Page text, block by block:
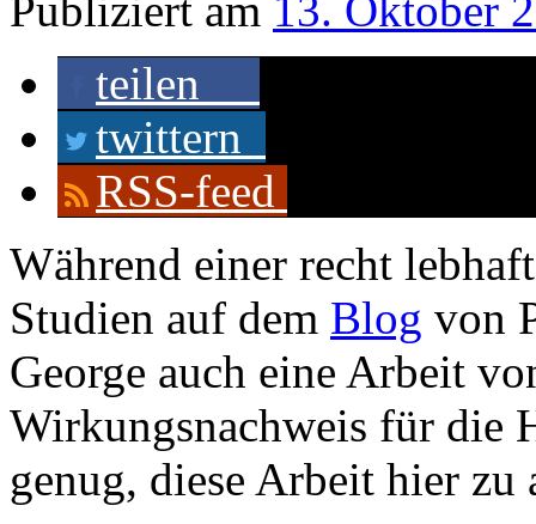
teilen
twittern
RSS-feed
Während einer recht
Studien auf dem Blog von
George auch eine Arbeit
Wirkungsnachweis für die
genug, diese Arbeit hier zu